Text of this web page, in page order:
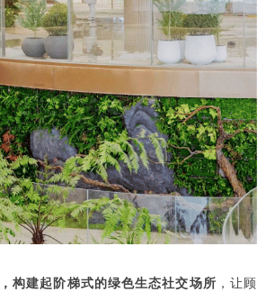
构建起阶梯式的绿色生态社交场所 ，让顾